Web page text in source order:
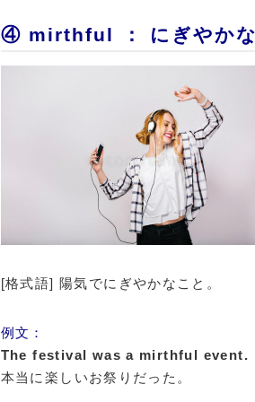
④ mirthful ： にぎやか
[格式語] 陽気でにぎやかなこと。
例文：
The festival was a mirthful event.
本当に楽しいお祭りだった。